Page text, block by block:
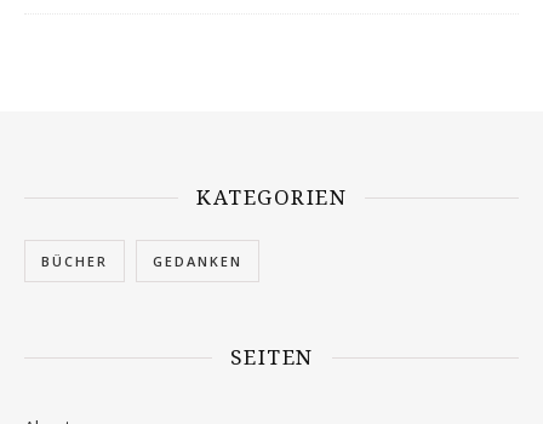
KATEGORIEN
BÜCHER GEDANKEN
SEITEN